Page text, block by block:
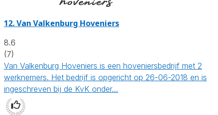
12.Van Valkenburg Hoveniers
8.6
(7)
Van Valkenburg Hoveniers is een hoveniersbedrijf met 2
werknemers. Het bedrijf is opgericht op 26-06-2018 en is
ingeschreven bij de KvK onder…